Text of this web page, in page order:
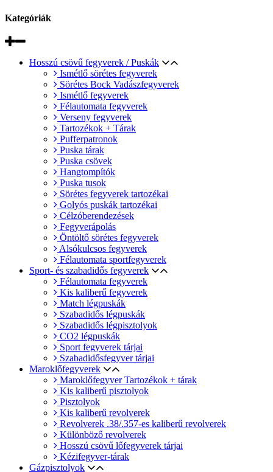
Kategóriák
Hosszú csövű fegyverek / Puskák
Ismétlő sörétes fegyverek
Sörétes Bock Vadászfegyverek
Ismétlő fegyverek
Félautomata fegyverek
Verseny fegyverek
Tartozékok + Tárak
Pufferpatronok
Puska tárak
Puska csövek
Hangtompítók
Puska tusok
Sörétes fegyverek tartozékai
Golyós puskák tartozékai
Célzóberendezések
Fegyverápolás
Öntöltő sörétes fegyverek
Alsókulcsos fegyverek
Félautomata sportfegyverek
Sport- és szabadidős fegyverek
Félautomata fegyverek
Kis kaliberű fegyverek
Match légpuskák
Szabadidős légpuskák
Szabadidős légpisztolyok
CO2 légpuskák
Sport fegyverek tárjai
Szabadidősfegyver tárjai
Maroklőfegyverek
Maroklőfegyver Tartozékok + tárak
Kis kaliberű pisztolyok
Pisztolyok
Kis kaliberű revolverek
Revolverek .38/.357-es kaliberű revolverek
Különböző revolverek
Hosszú csövű lőfegyverek tárjai
Kézifegyver-tárak
Gázpisztolyok